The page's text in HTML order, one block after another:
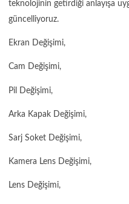
teknolojinin getirdiği anlayışa
güncelliyoruz.
Ekran Değişimi,
Cam Değişimi,
Pil Değişimi,
Arka Kapak Değişimi,
Sarj Soket Değişimi,
Kamera Lens Değişimi,
Lens Değişimi,